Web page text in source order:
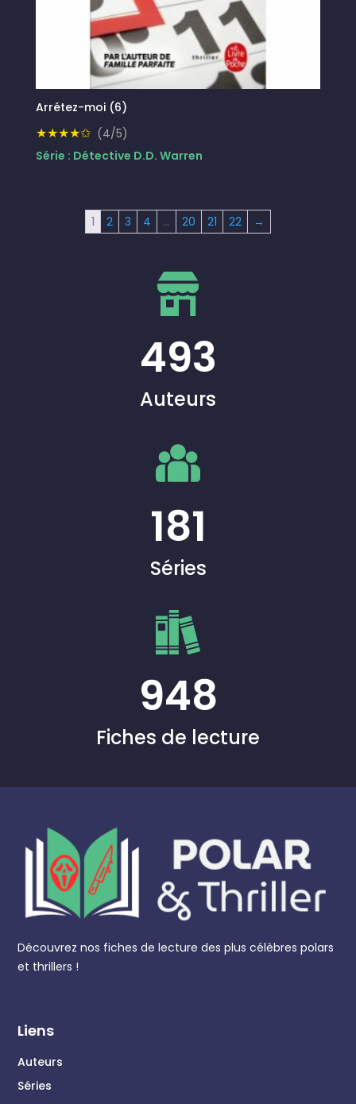
Arrétez-moi (6)
★★★★✩ (4/5)
Série : Détective D.D. Warren
1 2 3 4 … 20 21 22 →
493
Auteurs
181
Séries
948
Fiches de lecture
Découvrez nos fiches de lecture des plus célèbres polars
et thrillers !
Liens
Auteurs
Séries